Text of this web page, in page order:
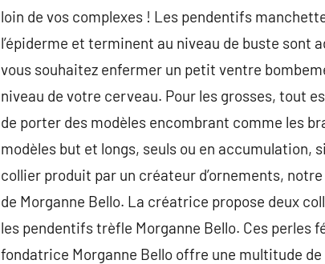
loin de vos complexes ! Les pendentifs
l’épiderme et terminent au niveau de buste sont
vous souhaitez enfermer un petit ventre
niveau de votre cerveau. Pour les grosses, tout
de porter des modèles encombrant comme les
modèles but et longs, seuls ou en accumulation,
collier produit par un créateur d’ornements,
de Morganne Bello. La créatrice propose deux
les pendentifs trèfle Morganne Bello. Ces perles
fondatrice Morganne Bello offre une multitude de